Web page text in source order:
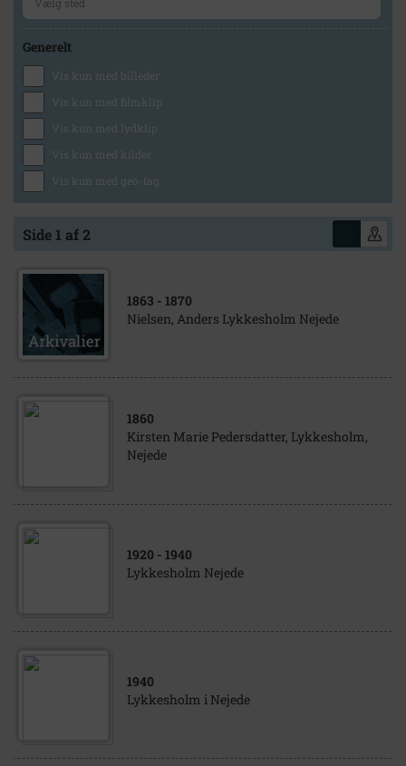
Generelt
Vis kun med billeder
Vis kun med filmklip
Vis kun med lydklip
Vis kun med kilder
Vis kun med geo-tag
Side 1 af 2
1863 - 1870
Nielsen, Anders Lykkesholm Nejede
1860
Kirsten Marie Pedersdatter, Lykkesholm,
Nejede
1920 - 1940
Lykkesholm Nejede
1940
Lykkesholm i Nejede